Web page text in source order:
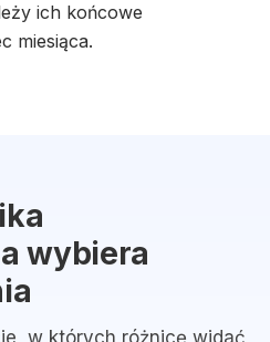
ich końcowe
miesiąca.
wybiera
w których różnicę widać